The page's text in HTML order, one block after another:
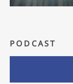
PODCAST